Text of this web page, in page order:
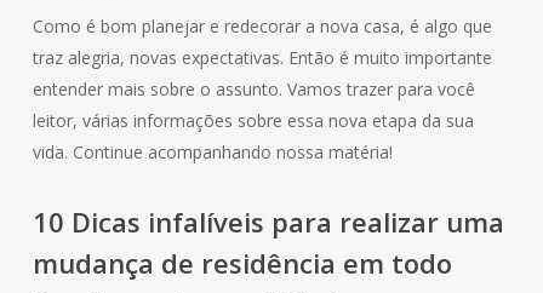
Como é bom planejar e redecorar a nova casa, é algo que
traz alegria, novas expectativas. Então é muito importante
entender mais sobre o assunto. Vamos trazer para você
leitor, várias informações sobre essa nova etapa da sua
vida. Continue acompanhando nossa matéria!
10 Dicas infalíveis para realizar uma
mudança de residência em todo